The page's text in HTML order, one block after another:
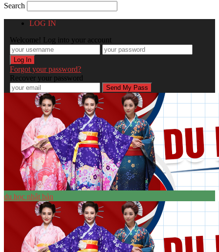
Search
LOG IN
Welcome! Log into your account
Forgot your password?
Recover your password
du học nhật bản